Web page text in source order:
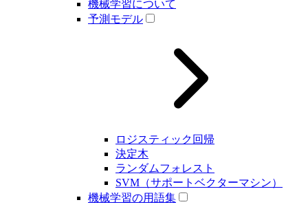
機械学習について
予測モデル
ロジスティック回帰
決定木
ランダムフォレスト
SVM（サポートベクターマシン）
機械学習の用語集